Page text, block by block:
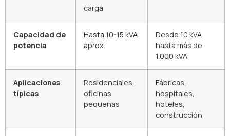
carga
Capacidad de
potencia
Hasta 10-15 kVA
aprox.
Desde 10 kVA
hasta más de
1.000 kVA
Aplicaciones
típicas
Residenciales,
oficinas
pequeñas
Fábricas,
hospitales,
hoteles,
construcción